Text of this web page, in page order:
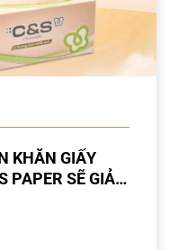
KHĂN GIẤY
PAPER SẼ GIẢI